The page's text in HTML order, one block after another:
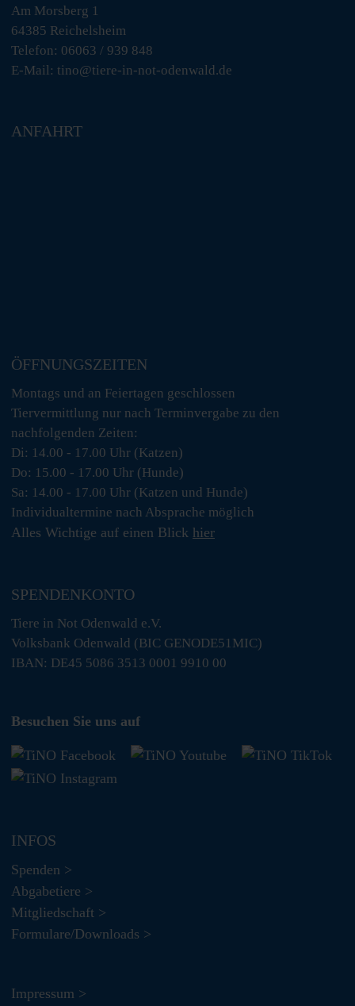
Am Morsberg 1
64385 Reichelsheim
Telefon: 06063 / 939 848
E-Mail: tino@tiere-in-not-odenwald.de
ANFAHRT
ÖFFNUNGSZEITEN
Montags und an Feiertagen geschlossen
Tiervermittlung nur nach Terminvergabe zu den
nachfolgenden Zeiten:
Di: 14.00 - 17.00 Uhr (Katzen)
Do: 15.00 - 17.00 Uhr (Hunde)
Sa: 14.00 - 17.00 Uhr (Katzen und Hunde)
Individualtermine nach Absprache möglich
Alles Wichtige auf einen Blick hier
SPENDENKONTO
Tiere in Not Odenwald e.V.
Volksbank Odenwald (BIC GENODE51MIC)
IBAN: DE45 5086 3513 0001 9910 00
Besuchen Sie uns auf
INFOS
Spenden >
Abgabetiere >
Mitgliedschaft >
Formulare/Downloads >
Impressum >